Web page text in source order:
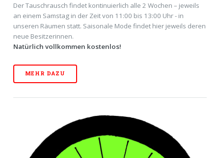
Der Tauschrausch findet kontinuierlich alle 2 Wochen – jeweils
an einem Samstag in der Zeit von 11:00 bis 13:00 Uhr - in
unseren Räumen statt. Saisonale Mode findet hier jeweils deren
neue Besitzerinnen.
Natürlich vollkommen kostenlos!
MEHR DAZU